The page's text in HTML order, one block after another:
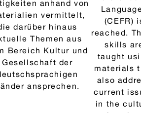
and
In the 1st
of study,
the
language